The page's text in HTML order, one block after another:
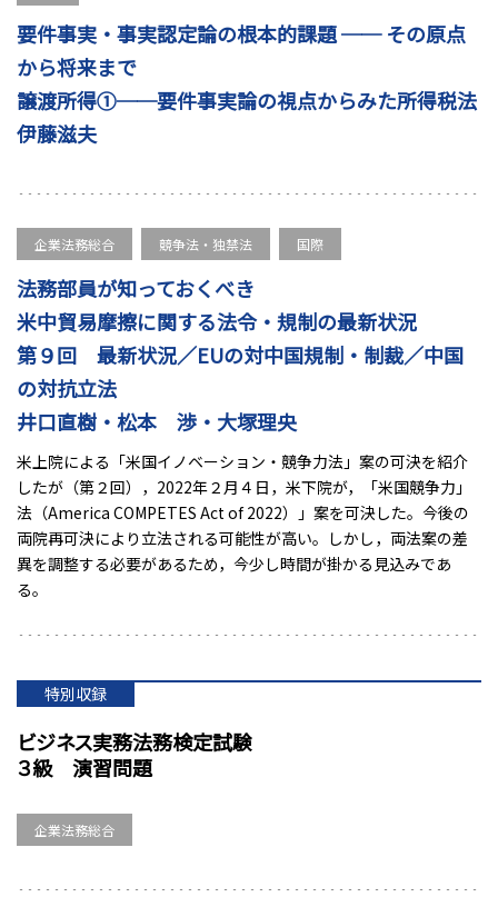
要件事実・事実認定論の根本的課題 ── その原点
から将来まで
譲渡所得①──要件事実論の視点からみた所得税法
伊藤滋夫
企業法務総合 競争法・独禁法 国際
法務部員が知っておくべき
米中貿易摩擦に関する法令・規制の最新状況
第９回 最新状況／EUの対中国規制・制裁／中国
の対抗立法
井口直樹・松本 渉・大塚理央
米上院による「米国イノベーション・競争力法」案の可決を紹介
したが（第２回），2022年２月４日，米下院が，「米国競争力」
法（America COMPETES Act of 2022）」案を可決した。今後の
両院再可決により立法される可能性が高い。しかし，両法案の差
異を調整する必要があるため，今少し時間が掛かる見込みであ
る。
特別収録
ビジネス実務法務検定試験
３級 演習問題
企業法務総合